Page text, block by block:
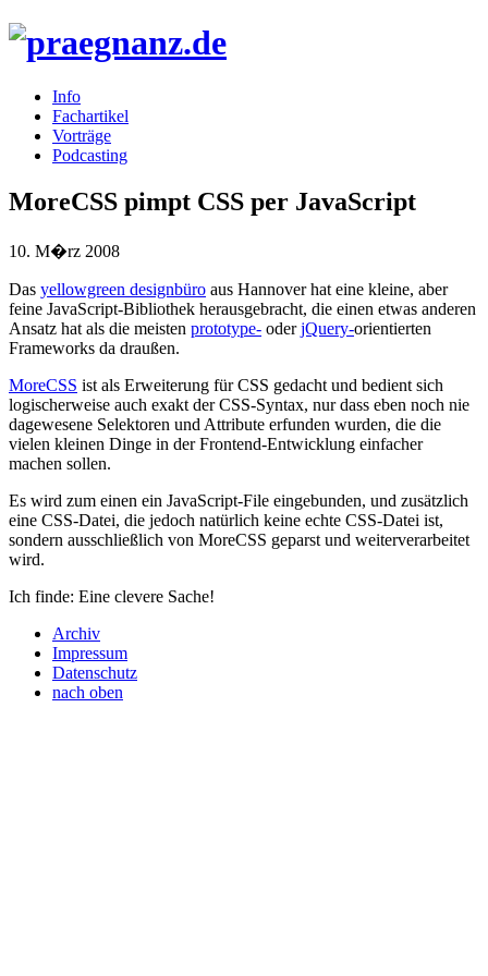
Info
Fachartikel
Vorträge
Podcasting
MoreCSS pimpt CSS per JavaScript
10. M�rz 2008
Das yellowgreen designbüro aus Hannover hat eine kleine, aber
feine JavaScript-Bibliothek herausgebracht, die einen etwas anderen
Ansatz hat als die meisten prototype- oderjQuery-orientierten
Frameworks da draußen.
MoreCSS ist als Erweiterung fürCSS gedacht und bedient sich
logischerweise auch exakt derCSS-Syntax, nur dass eben noch nie
dagewesene Selektoren und Attribute erfunden wurden, die die
vielen kleinen Dinge in der Frontend-Entwicklung einfacher
machen sollen.
Es wird zum einen ein JavaScript-File eingebunden, und zusätzlich
eine CSS-Datei, die jedoch natürlich keine echte CSS-Datei ist,
sondern ausschließlich von MoreCSS geparst und weiterverarbeitet
wird.
Ich finde: Eine clevere Sache!
Archiv
Impressum
Datenschutz
nach oben